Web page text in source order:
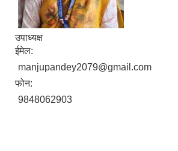
उपाध्यक्ष
ईमेल:
manjupandey2079@gmail.com
फोन:
9848062903